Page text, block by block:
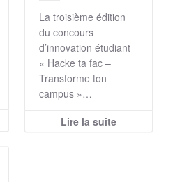
La troisième édition
du concours
d’innovation étudiant
« Hacke ta fac –
Transforme ton
campus »…
Lire la suite